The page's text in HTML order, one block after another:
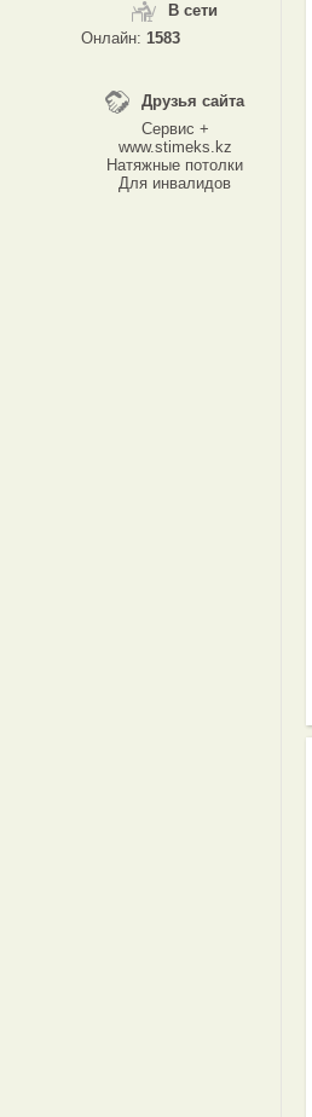
В сети
Онлайн: 1583
Друзья сайта
Сервис +
www.stimeks.kz
Натяжные потолки
Для инвалидов